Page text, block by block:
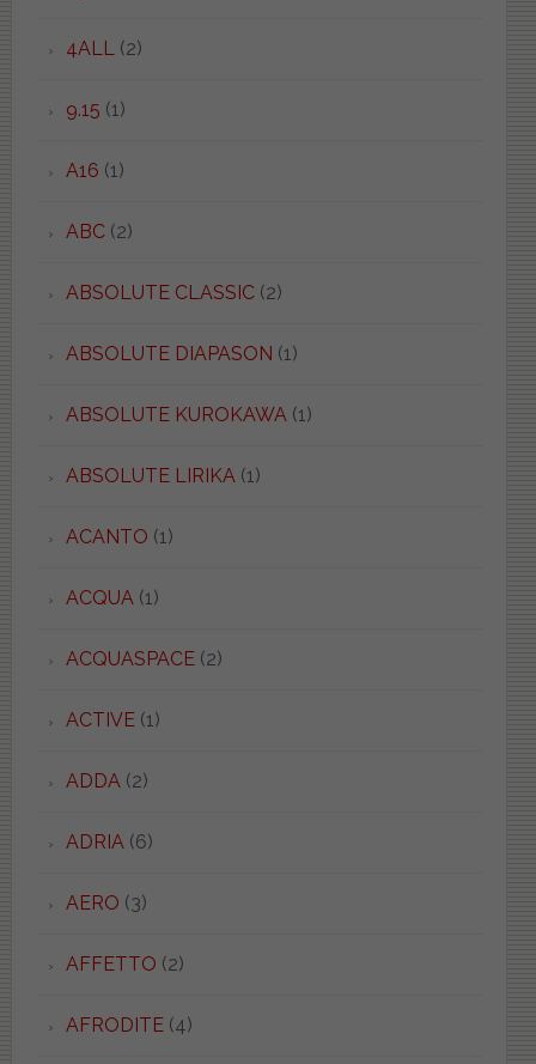
4ALL (2)
9.15 (1)
A16 (1)
ABC(2)
ABSOLUTE CLASSIC(2)
ABSOLUTE DIAPASON (1)
ABSOLUTE KUROKAWA (1)
ABSOLUTE LIRIKA (1)
ACANTO (1)
ACQUA (1)
ACQUASPACE(2)
ACTIVE(1)
ADDA (2)
ADRIA (6)
AERO (3)
AFFETTO (2)
AFRODITE(4)